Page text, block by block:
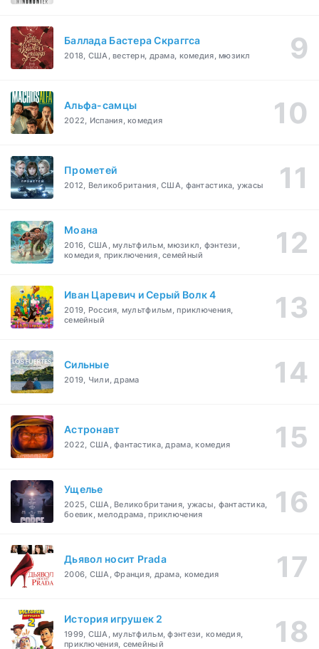
Баллада Бастера Скраггса
2018, США, вестерн, драма, комедия, мюзикл
Альфа-самцы
2022, Испания, комедия
Прометей
2012, Великобритания, США, фантастика, ужасы
Моана
2016, США, мультфильм, мюзикл, фэнтези,
комедия, приключения, семейный
Иван Царевич и Серый Волк 4
2019, Россия, мультфильм, приключения,
семейный
Сильные
2019, Чили, драма
Астронавт
2022, США, фантастика, драма, комедия
Ущелье
2025, США, Великобритания, ужасы, фантастика,
боевик, мелодрама, приключения
Дьявол носит Prada
2006, США, Франция, драма, комедия
История игрушек 2
1999, США, мультфильм, фэнтези, комедия,
приключения, семейный